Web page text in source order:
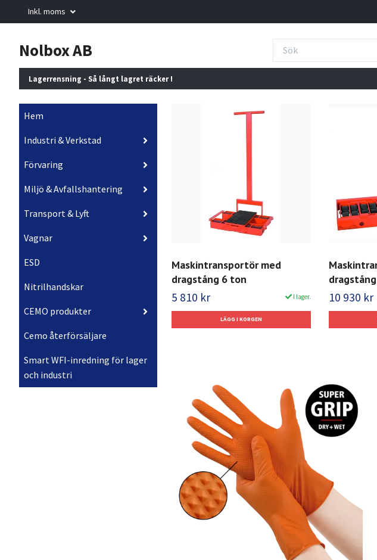
Inkl. moms
Nolbox AB
Lagerrensning - Så långt lagret räcker !
Hem
Industri & Verkstad
Förvaring
Miljö & Avfallshantering
Transport & Lyft
Vagnar
ESD
Nitrilhandskar
CEMO produkter
Cemo återförsäljare
Smart WFI-inredning för lager
och industri
Maskintransportör med
dragstång 6 ton
5 810 kr I lager. 10 930 kr